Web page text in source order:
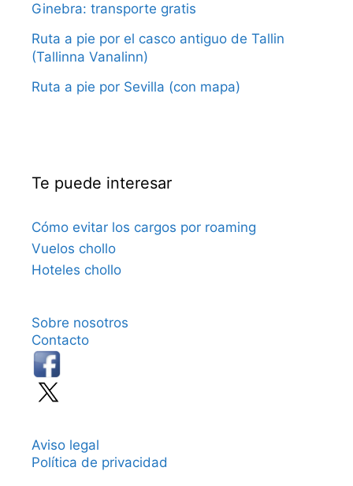
Ginebra: transporte gratis
Ruta a pie por el casco antiguo de Tallin
(Tallinna Vanalinn)
Ruta a pie por Sevilla (con mapa)
Te puede interesar
Cómo evitar los cargos por roaming
Vuelos chollo
Hoteles chollo
Sobre nosotros
Contacto
Aviso legal
Política de privacidad